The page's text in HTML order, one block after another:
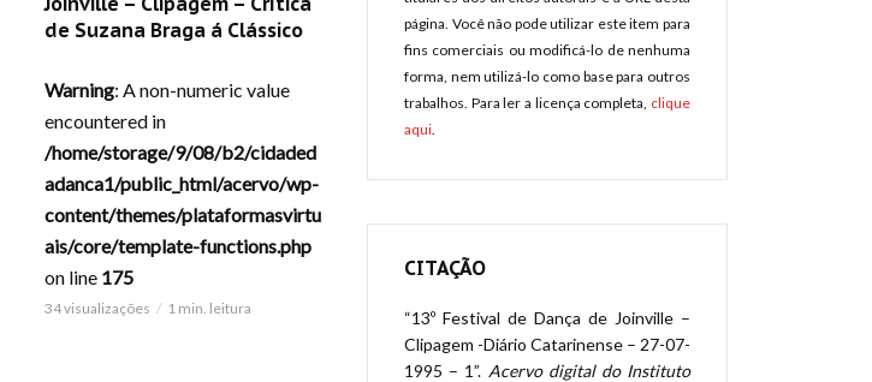
de Suzana Braga á Clássico
Warning: A non-numeric value
encountered in
/home/storage/9/08/b2/cidaded
adanca1/public_html/acervo/wp-
content/themes/plataformasvirtu
ais/core/template-functions.php
on line 175
34 visualizações 1 min. leitura
página. Você não pode utilizar este item para
fins comerciais ou modificá-lo de nenhuma
forma, nem utilizá-lo como base para outros
trabalhos. Para ler a licença completa, clique
aqui.
CITAÇÃO
“13º Festival de Dança de Joinville –
Clipagem -Diário Catarinense – 27-07-
1995 – 1”. Acervo digital do Instituto